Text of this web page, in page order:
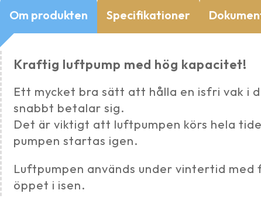
Om produkten Specifikationer
Kraftig luftpump med hög kapacitet!
Ett mycket bra sätt att hålla en isfri vak i
snabbt betalar sig.
Det är viktigt att luftpumpen körs hela
pumpen startas igen.
Luftpumpen används under vintertid med
öppet i isen.